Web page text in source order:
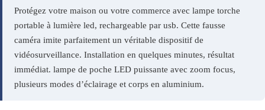
Protégez votre maison ou votre commerce avec lampe torche
portable à lumière led, rechargeable par usb. Cette fausse
caméra imite parfaitement un véritable dispositif de
vidéosurveillance. Installation en quelques minutes, résultat
immédiat. lampe de poche LED puissante avec zoom focus,
plusieurs modes d’éclairage et corps en aluminium.